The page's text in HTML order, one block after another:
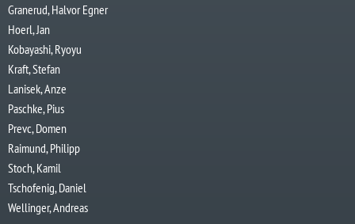
Granerud, Halvor Egner
Hoerl, Jan
Kobayashi, Ryoyu
Kraft, Stefan
Lanisek, Anze
Paschke, Pius
Prevc, Domen
Raimund, Philipp
Stoch, Kamil
Tschofenig, Daniel
Wellinger, Andreas